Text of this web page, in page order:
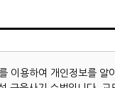
이용하여 개인정보를 알